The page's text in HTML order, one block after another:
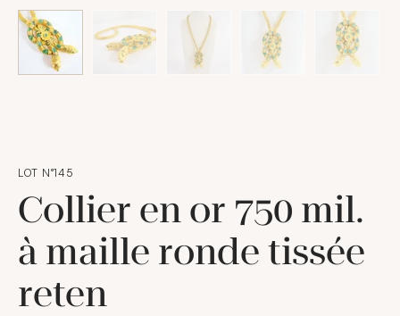
LOT N°145
Collier en or 750 mil.
à maille ronde tissée
reten